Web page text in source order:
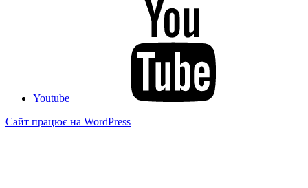
Youtube
Сайт працює на WordPress